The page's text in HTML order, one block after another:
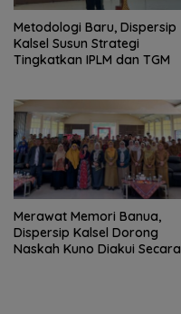
Metodologi Baru, Dispersip
Kalsel Susun Strategi
Tingkatkan IPLM dan TGM
Merawat Memori Banua,
Dispersip Kalsel Dorong
Naskah Kuno Diakui Secara